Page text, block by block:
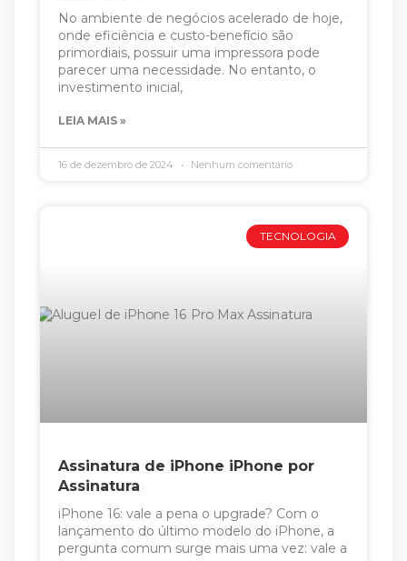
No ambiente de negócios acelerado de hoje,
onde eficiência e custo-benefício são
primordiais, possuir uma impressora pode
parecer uma necessidade. No entanto, o
investimento inicial,
LEIA MAIS »
16 de dezembro de 2024 Nenhum comentário
TECNOLOGIA
Assinatura de iPhone iPhone por
Assinatura
iPhone 16: vale a pena o upgrade? Com o
lançamento do último modelo do iPhone, a
pergunta comum surge mais uma vez: vale a